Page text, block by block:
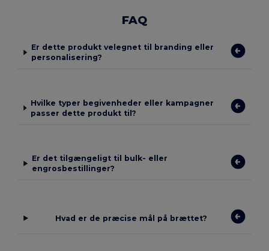
FAQ
Er dette produkt velegnet til branding eller
personalisering?
Hvilke typer begivenheder eller kampagner
passer dette produkt til?
Er det tilgængeligt til bulk- eller
engrosbestillinger?
Hvad er de præcise mål på brættet?